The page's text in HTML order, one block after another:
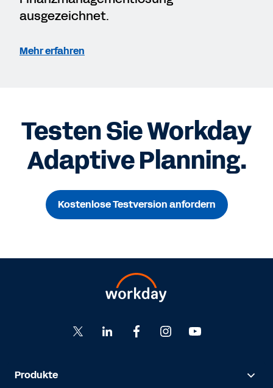
ausgezeichnet.
Mehr erfahren
Testen Sie Workday
Adaptive Planning.
Kostenlose Testversion anfordern
Produkte